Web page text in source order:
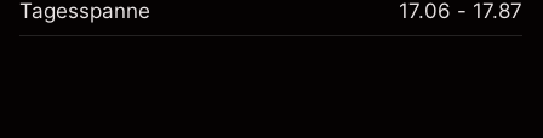
Tagesspanne 17.06 - 17.87